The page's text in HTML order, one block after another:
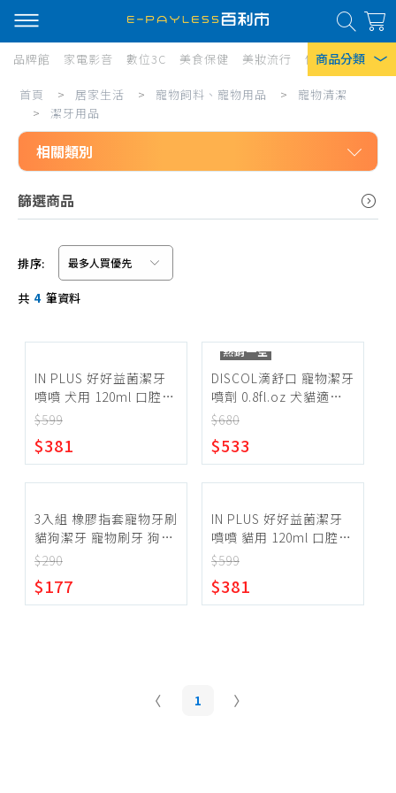
商品分類
熱門搜尋
風扇
口罩
除濕機
Iphone 17
品牌館 家電影音 數位3C 美食保健 美妝流行 傢俱寢具 居
潔
用
品
首頁 > 居家生活 > 寵物飼料、寵物用品 >
寵物清潔
>
潔牙用品
相關類別
寵物飼料、寵物用品
寵物清潔
尿布墊
禮儀帶
潔牙用品
沐浴、洗毛精
除臭、驅蟲(蚤)、香氛
環境清潔
刷毛、梳子
剪刀、電剪、指甲剪
篩選商品
信用卡/Line Pay/ATM
分期0利率
超商付款
排序:
共 4 筆資料
IN PLUS 好好益菌潔牙
噴噴 犬用 120ml 口腔保
健 狗保健品 潔牙水 營養
$599
$381
熱銷一空
DISCOL滴舒口 寵物潔牙
噴劑 0.8fl.oz 犬貓適用
噴霧式牙刷牙膏 保持口
$680
$533
3入組 橡膠指套寵物牙刷
貓狗潔牙 寵物刷牙 狗牙
刷 貓牙刷 矽膠牙刷 寵物
套 潔牙用品
$290
$177
IN PLUS 好好益菌潔牙
噴噴 貓用 120ml 口腔保
健 貓保健品 潔牙水 營養
$599
$381
1